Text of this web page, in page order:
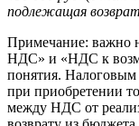
подлежащая
Примечание: важно
НДС» и «НДС к
понятия.
при приобретении
между НДС от